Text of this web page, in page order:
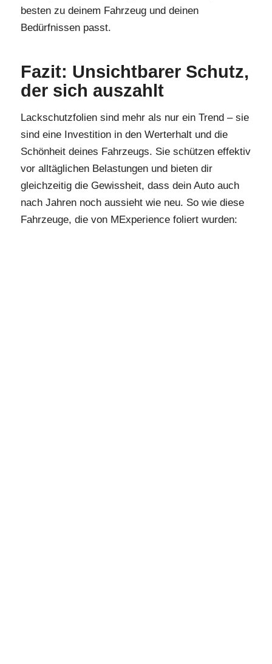
besten zu deinem Fahrzeug und deinen
Bedürfnissen passt.
Fazit: Unsichtbarer Schutz,
der sich auszahlt
Lackschutzfolien sind mehr als nur ein Trend – sie
sind eine Investition in den Werterhalt und die
Schönheit deines Fahrzeugs. Sie schützen effektiv
vor alltäglichen Belastungen und bieten dir
gleichzeitig die Gewissheit, dass dein Auto auch
nach Jahren noch aussieht wie neu. So wie diese
Fahrzeuge, die von MExperience foliert wurden: